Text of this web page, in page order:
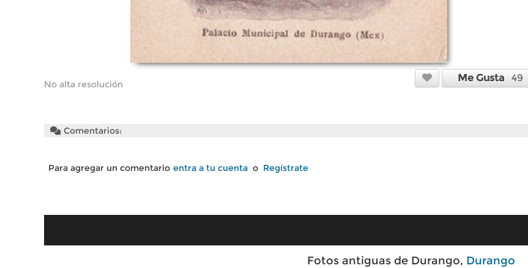
No alta resolución
Me Gusta 49
Comentarios:
Para agregar un comentario entra a tu cuenta o Regístrate
Fotos antiguas de Durango, Durango